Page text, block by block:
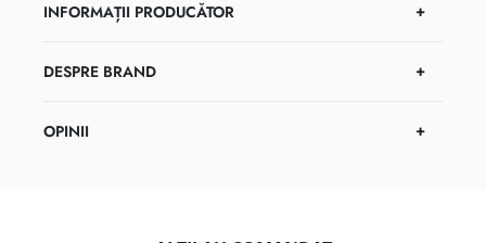
INFORMAȚII PRODUCĂTOR
DESPRE BRAND
OPINII